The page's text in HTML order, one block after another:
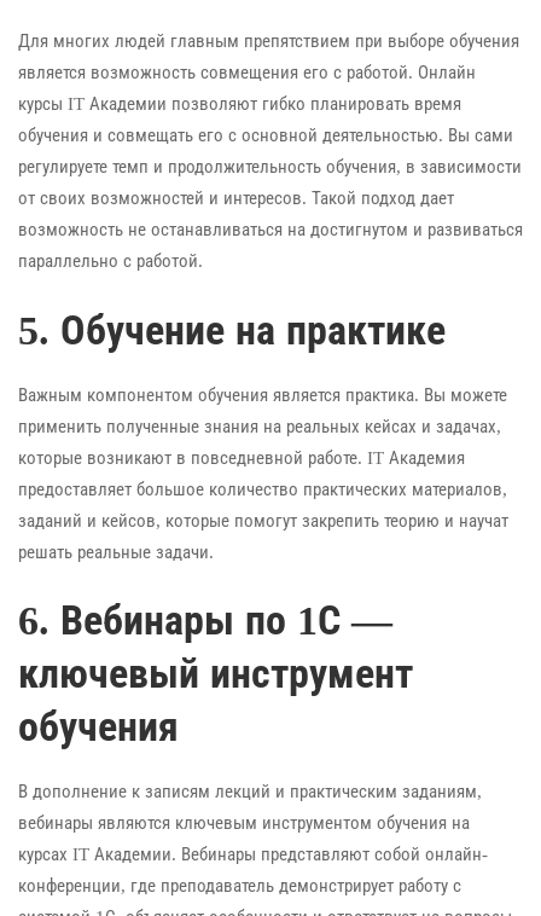
Для многих людей главным препятствием при выборе обучения
является возможность совмещения его с работой. Онлайн
курсы IT Академии позволяют гибко планировать время
обучения и совмещать его с основной деятельностью. Вы сами
регулируете темп и продолжительность обучения, в зависимости
от своих возможностей и интересов. Такой подход дает
возможность не останавливаться на достигнутом и развиваться
параллельно с работой.
5. Обучение на практике
Важным компонентом обучения является практика. Вы можете
применить полученные знания на реальных кейсах и задачах,
которые возникают в повседневной работе. IT Академия
предоставляет большое количество практических материалов,
заданий и кейсов, которые помогут закрепить теорию и научат
решать реальные задачи.
6. Вебинары по 1С —
ключевый инструмент
обучения
В дополнение к записям лекций и практическим заданиям,
вебинары являются ключевым инструментом обучения на
курсах IT Академии. Вебинары представляют собой онлайн-
конференции, где преподаватель демонстрирует работу с